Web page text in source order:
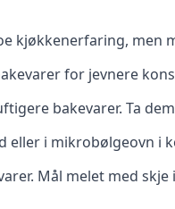
kjøkkenerfaring,
for jevnere
bakevarer. Ta
eller i mikrobølgeovn i
Mål melet med